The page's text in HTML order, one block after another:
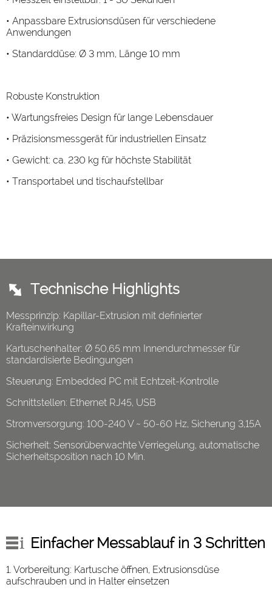
• Anpassbare Extrusionsdüsen für verschiedene
Anwendungen
• Standarddüse: Ø 3 mm, Länge 10 mm
Robuste Konstruktion
• Wartungsfreies Design für lange Lebensdauer
• Präzisionsmessgerät für industriellen Einsatz
• Gewicht: ca. 230 kg für höchste Stabilität
• Transportabel und tischaufstellbar
Technische Highlights
Messprinzip: Kapillar-Extrusion mit definierter
Krafteinwirkung
Kartuschenhalter: Ø 50,65 mm Innendurchmesser für
standardisierte Bedingungen
Steuerung: Embedded PC mit Echtzeit-Kontrolle
Schnittstellen: Ethernet RJ45, USB
Stromversorgung: 100-240 V ~ 50-60 Hz, Sicherung 3,15A
Sicherheit: Sensorüberwachte Verriegelung, automatische
Sicherheitsposition nach 10 Min.
Einfacher Messablauf in 3 Schritten
1. Vorbereitung: Kartusche öffnen, Extrusionsdüse
aufschrauben und in Halter einsetzen